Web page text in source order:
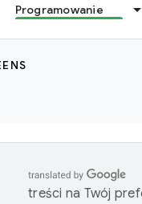
Programowanie
treści na Twój